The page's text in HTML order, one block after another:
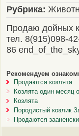
Рубрика:
Продаю дойных
тел. 8(915)098-
86
Рекомендуем
Продаются козлята
Козлята один месяц
Козлята
Породистый козлик
Продаются